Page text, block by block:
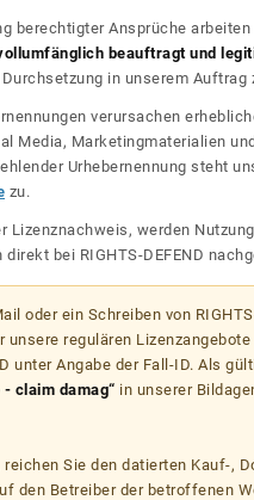
berechtigter Ansprüche
beauftragt und
in unserem Auftrag
verursachen
Media, Marketingmaterialien
Urhebernennung steht
zu.
werden
bei RIGHTS-DEFEND
oder ein Schreiben von
unsere regulären
unter Angabe der Fall-ID. Als
- claim damag“ in unserer
Sie den datierten Kauf-,
den Betreiber der betroffenen